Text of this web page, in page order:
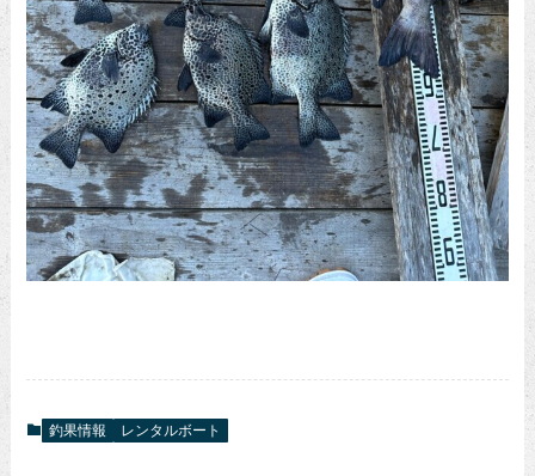
釣果情報 レンタルボート